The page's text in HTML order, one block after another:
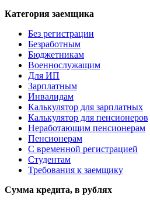
Категория заемщика
Без регистрации
Безработным
Бюджетникам
Военнослужащим
Для ИП
Зарплатным
Инвалидам
Калькулятор для зарплатных
Калькулятор для пенсионеров
Неработающим пенсионерам
Пенсионерам
С временной регистрацией
Студентам
Требования к заемщику
Сумма кредита, в рублях